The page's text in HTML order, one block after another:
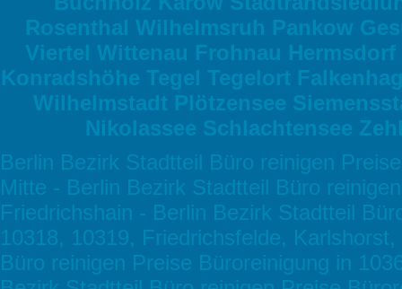
Rosenthal Wilhelmsruh Pankow
Viertel Wittenau Frohnau
Konradshöhe Tegel Tegelort
Wilhelmstadt Plötzensee
Nikolassee Schlachtensee
Berlin Bezirk Stadtteil Büro reinigen
Mitte - Berlin Bezirk Stadtteil Büro
Friedrichshain - Berlin Bezirk Stadtteil
10318, 10319, Friedrichsfelde,
Büro reinigen Preise Büroreinigung in